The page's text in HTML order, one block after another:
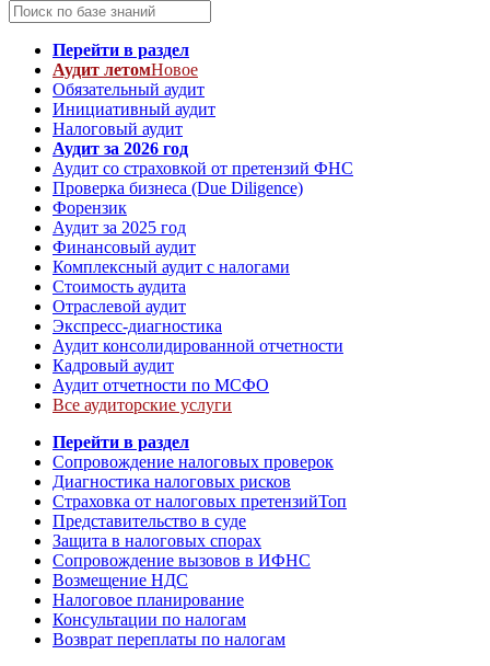
Перейти в раздел
Аудит летомНовое
Обязательный аудит
Инициативный аудит
Налоговый аудит
Аудит за 2026 год
Аудит со страховкой от претензий ФНС
Проверка бизнеса (Due Diligence)
Форензик
Аудит за 2025 год
Финансовый аудит
Комплексный аудит с налогами
Стоимость аудита
Отраслевой аудит
Экспресс-диагностика
Аудит консолидированной отчетности
Кадровый аудит
Аудит отчетности по МСФО
Все аудиторские услуги
Перейти в раздел
Сопровождение налоговых проверок
Диагностика налоговых рисков
Страховка от налоговых претензийТоп
Представительство в суде
Защита в налоговых спорах
Сопровождение вызовов в ИФНС
Возмещение НДС
Налоговое планирование
Консультации по налогам
Возврат переплаты по налогам